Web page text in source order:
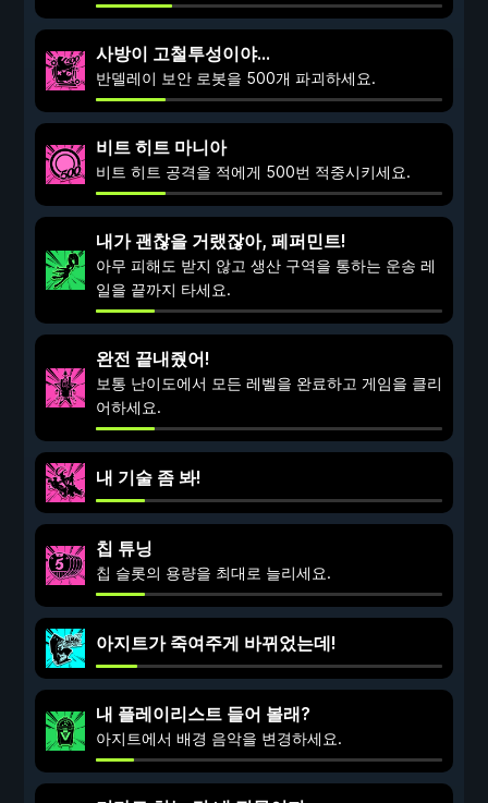
사방이 고철투성이야...
반델레이 보안 로봇을 500개 파괴하세요.
비트 히트 마니아
비트 히트 공격을 적에게 500번 적중시키세요.
내가 괜찮을 거랬잖아, 페퍼민트!
아무 피해도 받지 않고 생산 구역을 통하는 운송 레
일을 끝까지 타세요.
완전 끝내줬어!
보통 난이도에서 모든 레벨을 완료하고 게임을 클리
어하세요.
내 기술 좀 봐!
칩 튜닝
칩 슬롯의 용량을 최대로 늘리세요.
아지트가 죽여주게 바뀌었는데!
내 플레이리스트 들어 볼래?
아지트에서 배경 음악을 변경하세요.